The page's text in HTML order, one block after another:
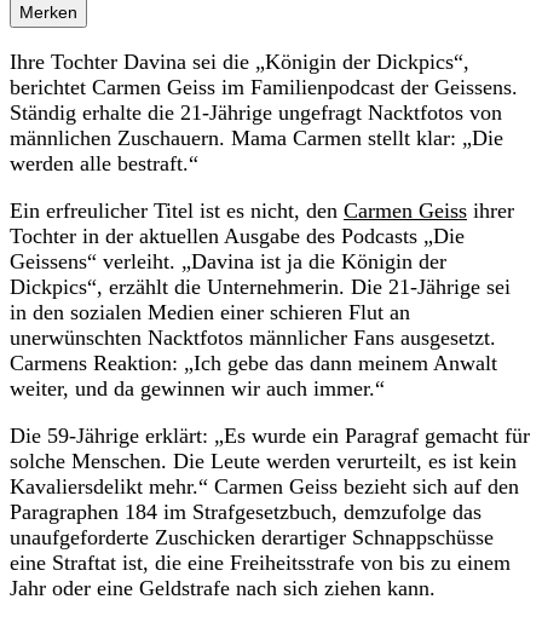
Merken
Ihre Tochter Davina sei die „Königin der Dickpics“,
berichtet Carmen Geiss im Familienpodcast der Geissens.
Ständig erhalte die 21-Jährige ungefragt Nacktfotos von
männlichen Zuschauern. Mama Carmen stellt klar: „Die
werden alle bestraft.“
Ein erfreulicher Titel ist es nicht, den Carmen Geiss ihrer
Tochter in der aktuellen Ausgabe des Podcasts „Die
Geissens“ verleiht. „Davina ist ja die Königin der
Dickpics“, erzählt die Unternehmerin. Die 21-Jährige sei
in den sozialen Medien einer schieren Flut an
unerwünschten Nacktfotos männlicher Fans ausgesetzt.
Carmens Reaktion: „Ich gebe das dann meinem Anwalt
weiter, und da gewinnen wir auch immer.“
Die 59-Jährige erklärt: „Es wurde ein Paragraf gemacht für
solche Menschen. Die Leute werden verurteilt, es ist kein
Kavaliersdelikt mehr.“ Carmen Geiss bezieht sich auf den
Paragraphen 184 im Strafgesetzbuch, demzufolge das
unaufgeforderte Zuschicken derartiger Schnappschüsse
eine Straftat ist, die eine Freiheitsstrafe von bis zu einem
Jahr oder eine Geldstrafe nach sich ziehen kann.